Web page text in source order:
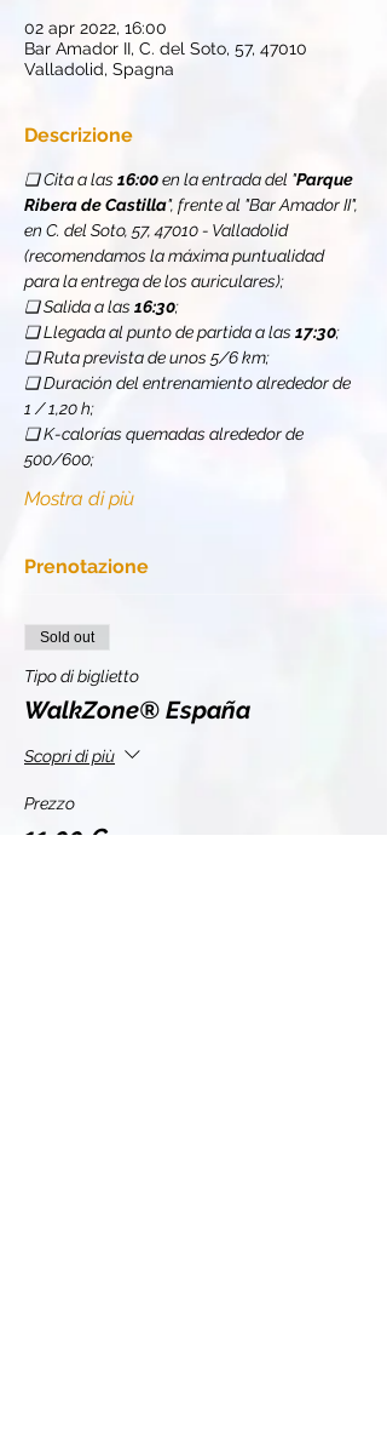
02 apr 2022, 16:00
Bar Amador II, C. del Soto, 57, 47010
Valladolid, Spagna
Descrizione
❏ Cita a las 16:00 en la entrada del "Parque
Ribera de Castilla", frente al "Bar Amador II",
en C. del Soto, 57, 47010 - Valladolid
(recomendamos la máxima puntualidad
para la entrega de los auriculares);
❏ Salida a las 16:30;
❏ Llegada al punto de partida a las 17:30;
❏ Ruta prevista de unos 5/6 km;
❏ Duración del entrenamiento alrededor de
1 / 1,20 h;
❏ K-calorías quemadas alrededor de
500/600;
Mostra di più
Prenotazione
Sold out
Tipo di biglietto
WalkZone® España
Scopri di più
Prezzo
11,00 €